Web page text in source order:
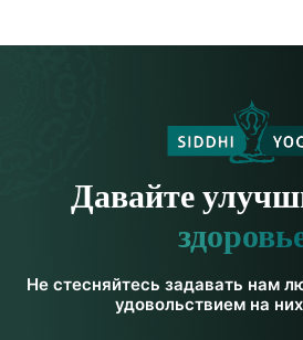
Давайте
Не стесняйтесь задавать нам
удовольствием на